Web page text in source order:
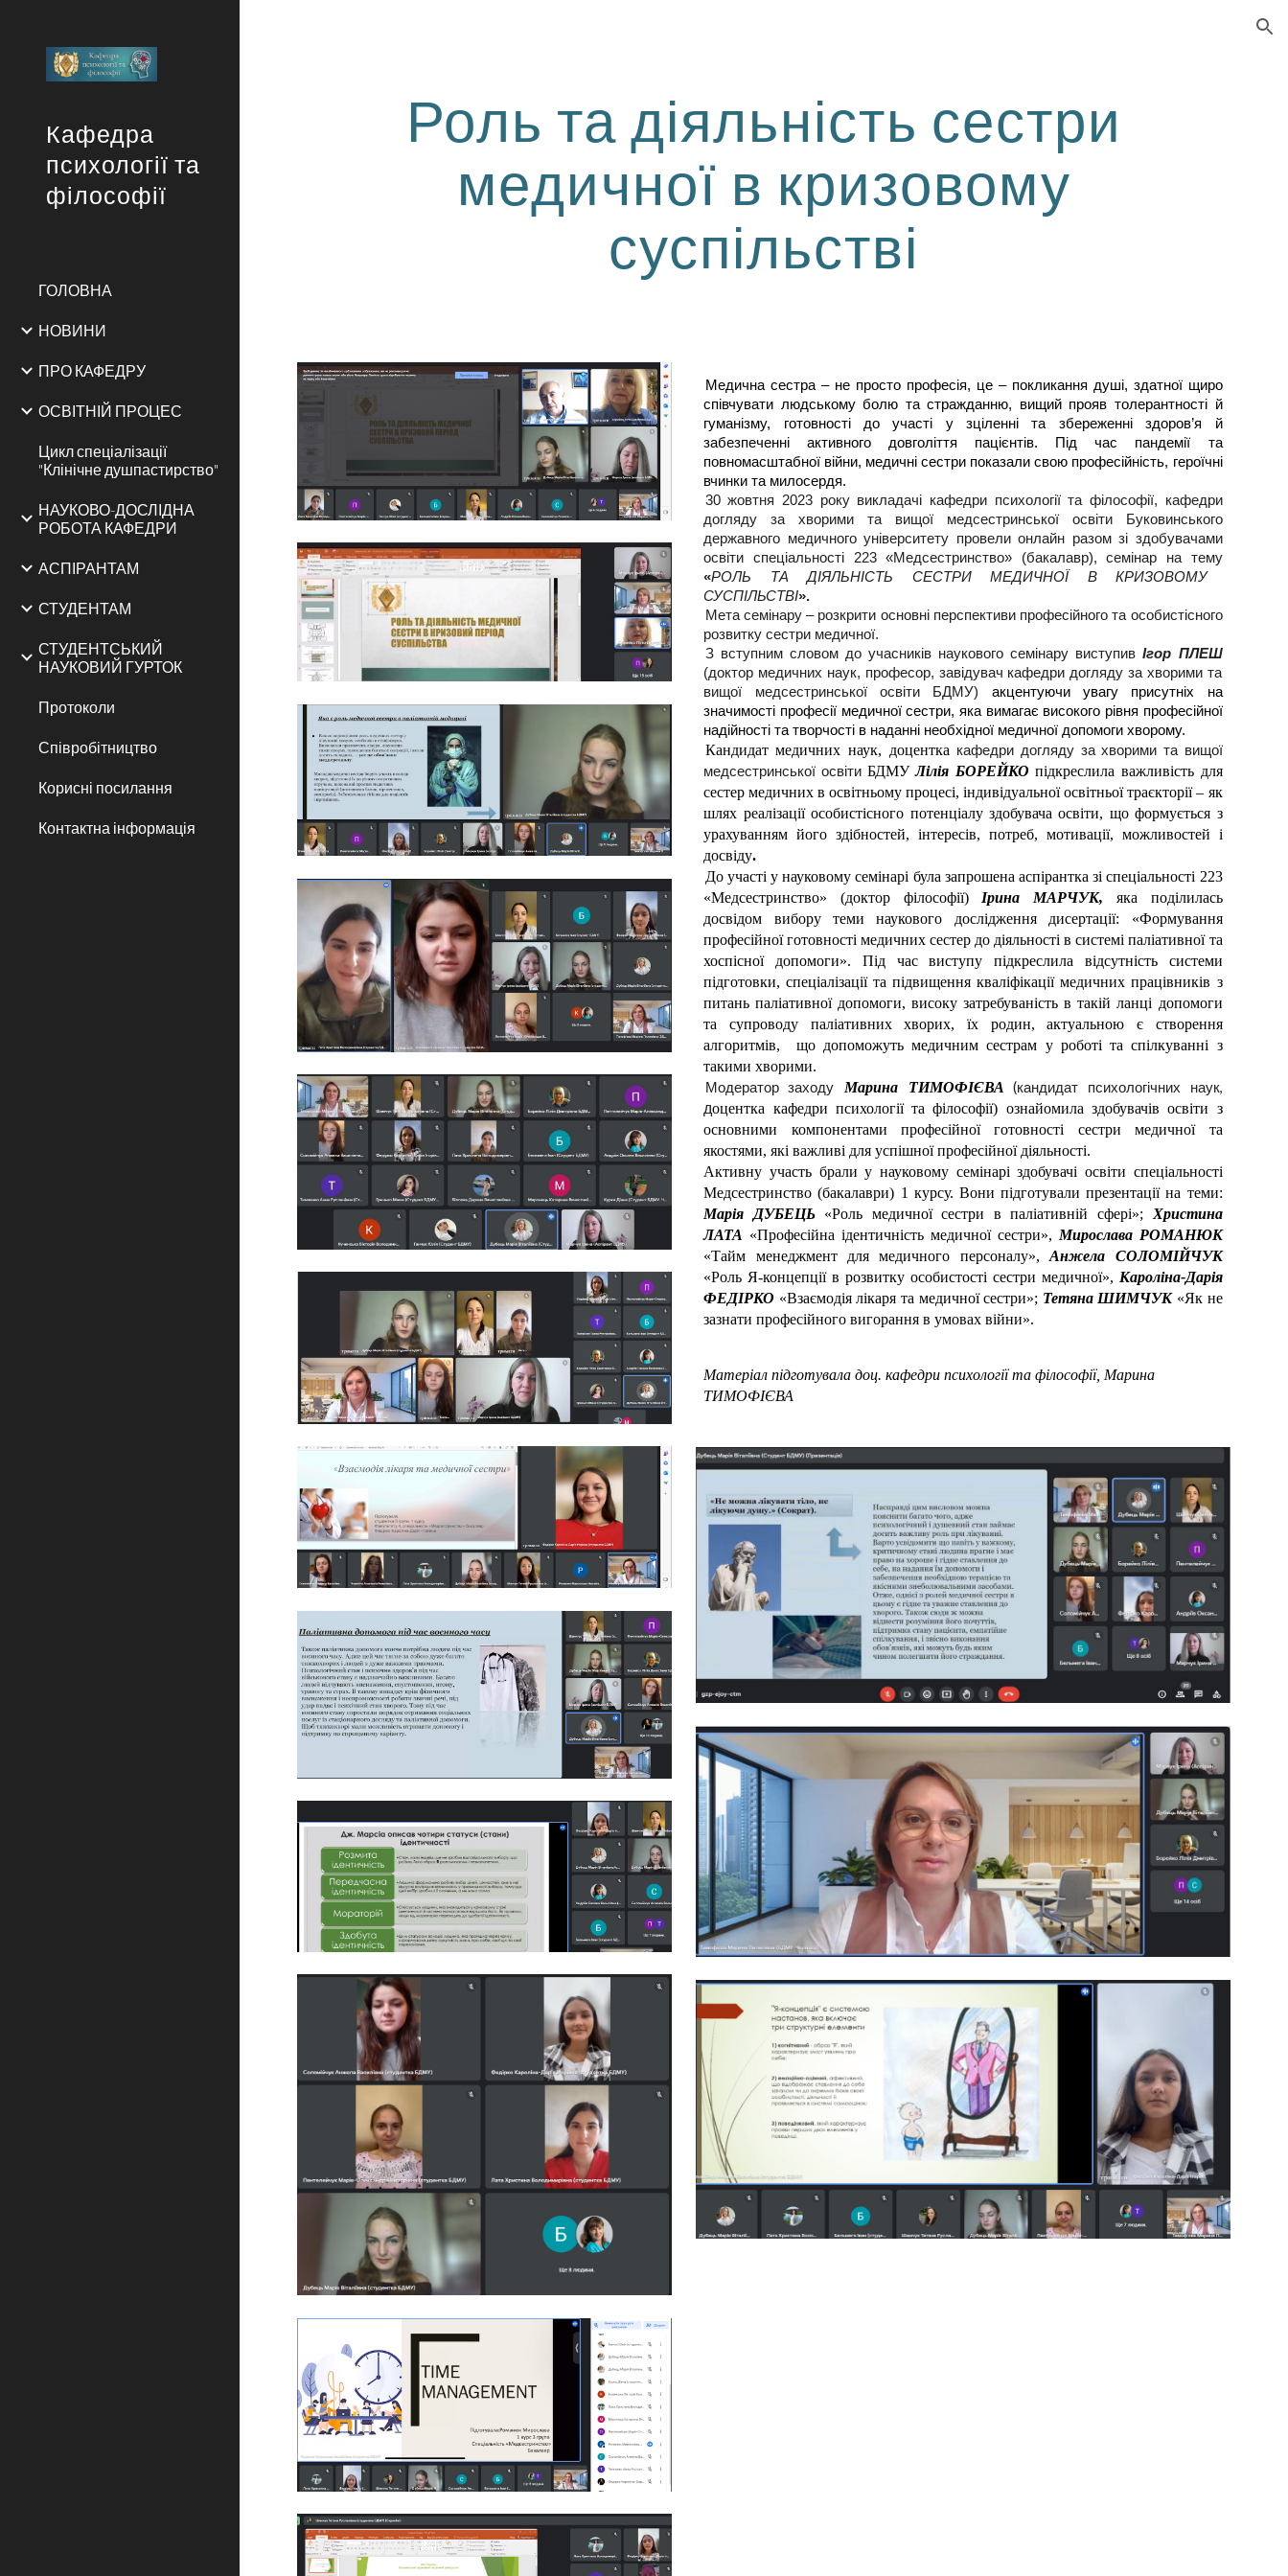
Кафедра
психології та
філософії
ГОЛОВНА
НОВИНИ
ПРО КАФЕДРУ
ОСВІТНІЙ ПРОЦЕС
Цикл спеціалізації
"Клінічне душпастирство"
НАУКОВО-ДОСЛІДНА
РОБОТА КАФЕДРИ
АСПІРАНТАМ
СТУДЕНТАМ
СТУДЕНТСЬКИЙ
НАУКОВИЙ ГУРТОК
Протоколи
Співробітництво
Корисні посилання
Контактна інформація
Роль та діяльність сестри
медичної в кризовому
суспільстві
Медична сестра – не просто професія, це – покликання душі, здатної щиро
співчувати людському болю та стражданню, вищий прояв толерантності й
гуманізму, готовності до участі у зціленні та збереженні здоров’я й
забезпеченні активного довголіття пацієнтів. Під час пандемії та
повномасштабної війни, медичні сестри показали свою професійність, героїчні
вчинки та милосердя.
30 жовтня 2023 року викладачі кафедри психології та філософії, кафедри
догляду за хворими та вищої медсестринської освіти Буковинського
державного медичного університету провели онлайн разом зі здобувачами
освіти спеціальності 223 «Медсестринство» (бакалавр), семінар на тему
«РОЛЬ ТА ДІЯЛЬНІСТЬ СЕСТРИ МЕДИЧНОЇ В КРИЗОВОМУ
СУСПІЛЬСТВІ».
Мета семінару – розкрити основні перспективи професійного та особистісного
розвитку сестри медичної.
З вступним словом до учасників наукового семінару виступивІгор ПЛЕШ
(доктор медичних наук, професор, завідувач кафедри догляду за хворими та
вищої медсестринської освіти БДМУ) акцентуючи увагу присутніх на
значимості професії медичної сестри, яка вимагає високого рівня професійної
надійності та творчості в наданні необхідної медичної допомоги хворому.
Кандидат медичних наук, доцентка кафедри догляду за хворими та вищої
медсестринської освіти БДМУЛілія БОРЕЙКОпідкреслила важливість для
сестер медичних в освітньому процесі, індивідуальної освітньої траєкторії – як
шлях реалізації особистісного потенціалу здобувача освіти, що формується з
урахуванням його здібностей, інтересів, потреб, мотивації, можливостей і
досвіду.
До участі у науковому семінарі була запрошена аспірантка зі спеціальності 223
«Медсестринство» (доктор філософії)Ірина МАРЧУК, яка поділилась
досвідом вибору теми наукового дослідження дисертації: «Формування
професійної готовності медичних сестер до діяльності в системі паліативної та
хоспісної допомоги». Під час виступу підкреслила відсутність системи
підготовки, спеціалізації та підвищення кваліфікації медичних працівників з
питань паліативної допомоги, високу затребуваність в такій ланці допомоги
та супроводу паліативних хворих, їх родин, актуальною є створення
алгоритмів, що допоможуть медичним сестрам у роботі та спілкуванні з
такими хворими.
Модератор заходу
Марина ТИМОФІЄВА (кандидат психологічних наук,
доцентка кафедри психології та філософії) ознайомила здобувачів освіти з
основними компонентами професійної готовності сестри медичної та
якостями, які важливі для успішної професійної діяльності.
Активну участь брали у науковому семінарі здобувачі освіти спеціальності
Медсестринство (бакалаври) 1 курсу. Вони підготували презентації на теми:
Марія ДУБЕЦЬ «Роль медичної сестри в паліативній сфері»; Христина
ЛАТА «Професійна ідентичність медичної сестри», Мирослава РОМАНЮК
«Тайм менеджмент для медичного персоналу»,Анжела СОЛОМІЙЧУК
«Роль Я-концепції в розвитку особистості сестри медичної», Кароліна-Дарія
ФЕДІРКО «Взаємодія лікаря та медичної сестри»; Тетяна ШИМЧУК «Як не
зазнати професійного вигорання в умовах війни».
Матеріал підготувала доц. кафедри психології та філософії, Марина
ТИМОФІЄВА